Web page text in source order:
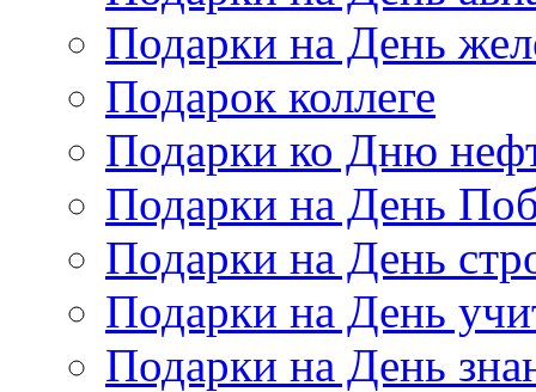
Подарки на День
Подарок коллеге
Подарки ко Дню
Подарки на День
Подарки на День
Подарки на День
Подарки на День